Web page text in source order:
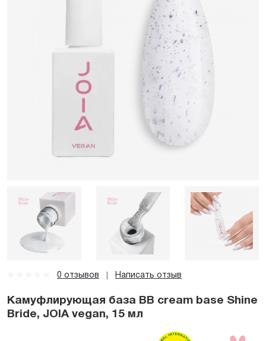
0 отзывов Написать отзыв
Камуфлирующая база BB cream base Shine
Bride, JOIA vegan, 15 мл